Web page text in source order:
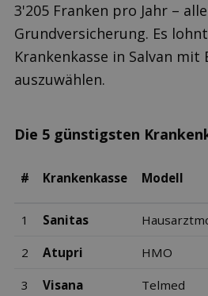
3'205 Franken pro Jahr –
Grundversicherung. Es
Krankenkasse in Salvan mit
auszuwählen.
Die 5 günstigsten
# Krankenkasse Modell
1 Sanitas
2 Atupri HMO
3 Visana Telmed